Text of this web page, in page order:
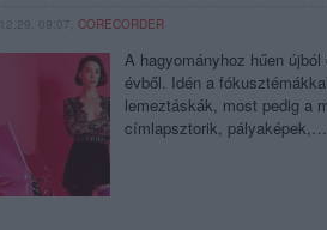
09:07, CORECORDER
A hagyományhoz hűen
évből. Idén a
lemeztáskák, most pedig a
címlapsztorik, pályaképek,…